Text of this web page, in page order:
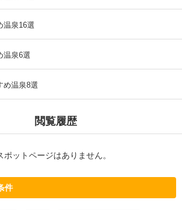
温泉16選
温泉6選
め温泉8選
閲覧履歴
ットページはありません。
件